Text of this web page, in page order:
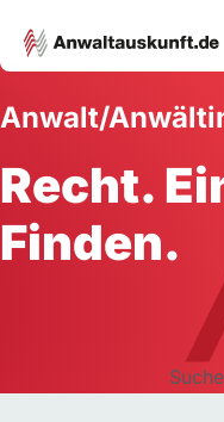
Anwalt/
Recht.
Finden.